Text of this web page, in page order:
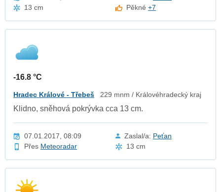
13 cm
Pěkné+7
-16.8 °C
Hradec Králové - Třebeš 229 mnm / Královéhradecký kraj
Klidno, sněhová pokrývka cca 13 cm.
07.01.2017, 08:09 Zaslal/a: Peťan
Přes Meteoradar 13 cm